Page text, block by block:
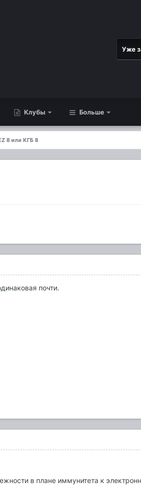
Уже
Клубы Больше
8 или КГБ 8
почти.
в плане иммунитета к